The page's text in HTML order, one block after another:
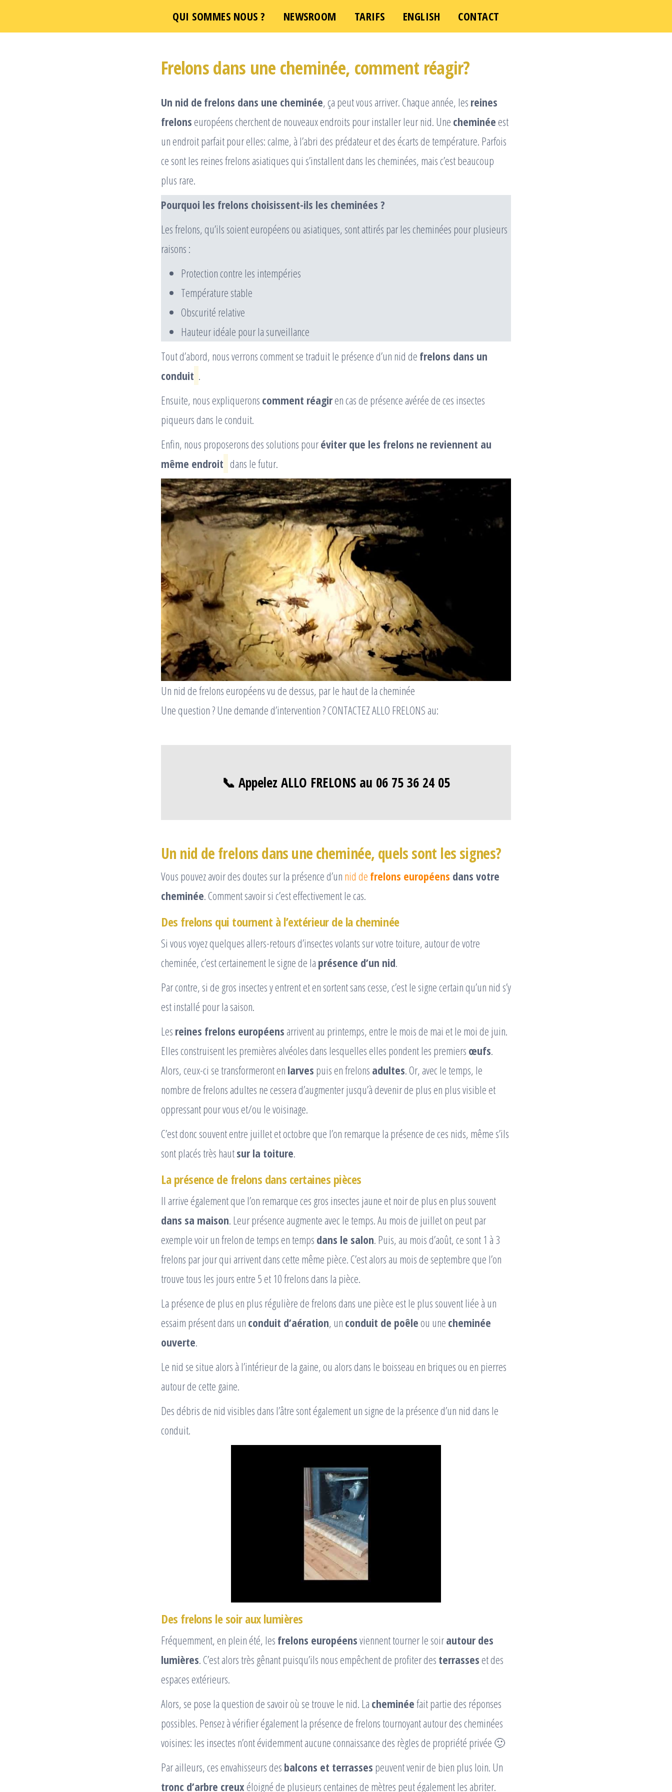
QUI SOMMES NOUS ? NEWSROOM TARIFS ENGLISH
CONTACT
Passer
Frelons dans une cheminée, comment réagir?
Un nid de frelons dans une cheminée, ça peut vous arriver. Chaque année, les reines
frelons européens cherchent de nouveaux endroits pour installer leur nid. Une cheminée est
un endroit parfait pour elles: calme, à l’abri des prédateur et des écarts de température. Parfois
ce sont les reines frelons asiatiques qui s’installent dans les cheminées, mais c’est beaucoup
plus rare.
Pourquoi les frelons choisissent-ils les cheminées ?
Les frelons, qu’ils soient européens ou asiatiques, sont attirés par les cheminées pour plusieurs
raisons :
Protection contre les intempéries
Température stable
Obscurité relative
Hauteur idéale pour la surveillance
Tout d’abord, nous verrons comment se traduit le présence d’un nid de frelons dans un
conduit .
Ensuite, nous expliquerons comment réagiren cas de présence avérée de ces insectes
piqueurs dans le conduit.
Enfin, nous proposerons des solutions pouréviter que les frelons ne reviennent au
même endroit dans le futur.
Un nid de frelons européens vu de dessus, par le haut de la cheminée
Une question ? Une demande d’intervention ? CONTACTEZ ALLO FRELONS au:
📞 Appelez ALLO FRELONS au 06 75 36 24 05
Un nid de frelons dans une cheminée, quels sont les signes?
Vous pouvez avoir des doutes sur la présence d’un nid de frelons européens dans votre
cheminée. Comment savoir si c’est effectivement le cas.
Des frelons qui tournent à l’extérieur de la cheminée
Si vous voyez quelques allers-retours d’insectes volants sur votre toiture, autour de votre
cheminée, c’est certainement le signe de la présence d’un nid.
Par contre, si de gros insectes y entrent et en sortent sans cesse, c’est le signe certain qu’un nid s’y
est installé pour la saison.
Les reines frelons européens arrivent au printemps, entre le mois de mai et le moi de juin.
Elles construisent les premières alvéoles dans lesquelles elles pondent les premiers œufs.
Alors, ceux-ci se transformeront en larves puis en frelons adultes. Or, avec le temps, le
nombre de frelons adultes ne cessera d’augmenter jusqu’à devenir de plus en plus visible et
oppressant pour vous et/ou le voisinage.
C’est donc souvent entre juillet et octobre que l’on remarque la présence de ces nids, même s’ils
sont placés très hautsur la toiture.
La présence de frelons dans certaines pièces
Il arrive également que l’on remarque ces gros insectes jaune et noir de plus en plus souvent
dans sa maison. Leur présence augmente avec le temps. Au mois de juillet on peut par
exemple voir un frelon de temps en temps dans le salon. Puis, au mois d’août, ce sont 1 à 3
frelons par jour qui arrivent dans cette même pièce. C’est alors au mois de septembre que l’on
trouve tous les jours entre 5 et 10 frelons dans la pièce.
La présence de plus en plus régulière de frelons dans une pièce est le plus souvent liée à un
essaim présent dans un conduit d’aération, un conduit de poêle ou une cheminée
ouverte.
Le nid se situe alors à l’intérieur de la gaine, ou alors dans le boisseau en briques ou en pierres
autour de cette gaine.
Des débris de nid visibles dans l’âtre sont également un signe de la présence d’un nid dans le
conduit.
Des frelons le soir aux lumières
Fréquemment, en plein été, les frelons européensviennent tourner le soirautour des
lumières. C’est alors très gênant puisqu’ils nous empêchent de profiter des terrasses et des
espaces extérieurs.
Alors, se pose la question de savoir où se trouve le nid. La cheminéefait partie des réponses
possibles. Pensez à vérifier également la présence de frelons tournoyant autour des cheminées
voisines: les insectes n’ont évidemment aucune connaissance des règles de propriété privée 🙂
Par ailleurs, ces envahisseurs des balcons et terrasses peuvent venir de bien plus loin. Un
tronc d’arbre creuxéloigné de plusieurs centaines de mètres peut également les abriter.
Une demande d'intervention – Une question ?Cliquez ICI